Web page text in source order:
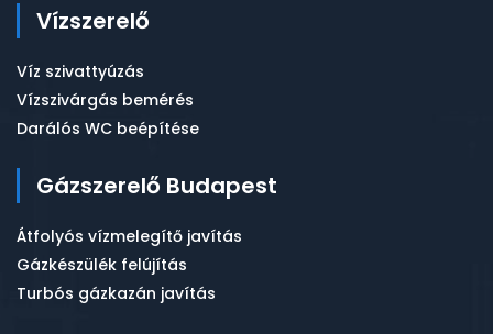
Vízszerelő
Víz szivattyúzás
Vízszivárgás bemérés
Darálós WC beépítése
Gázszerelő Budapest
Átfolyós vízmelegítő javítás
Gázkészülék felújítás
Turbós gázkazán javítás